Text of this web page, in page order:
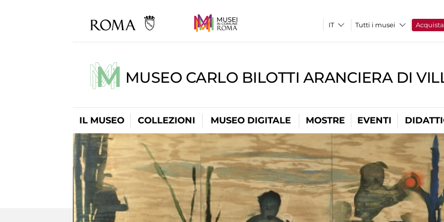
Tutti i musei Acquista
MUSEO CARLO BILOTTI ARANCIERA DI
IL MUSEO COLLEZIONI MUSEO DIGITALE MOSTRE EVENTI